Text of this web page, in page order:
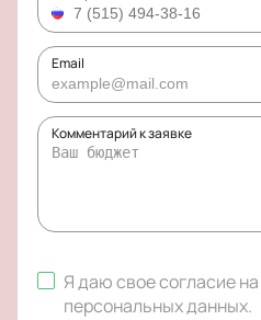
Email
Комментарий к заявке
Я даю свое согласие на
персональных данных.